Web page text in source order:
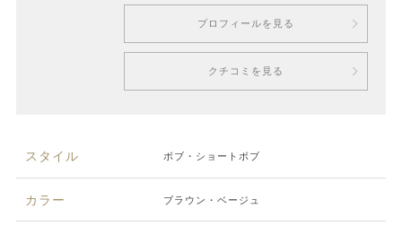
プロフィールを見る
クチコミを見る
スタイル ボブ・ショートボブ
カラー ブラウン・ベージュ